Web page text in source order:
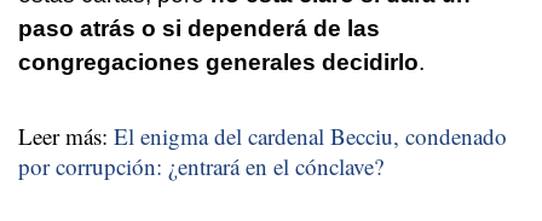
paso atrás o si dependerá de las
congregaciones generales decidirlo.
Leer más: El enigma del cardenal Becciu, condenado
por corrupción: ¿entrará en el cónclave?